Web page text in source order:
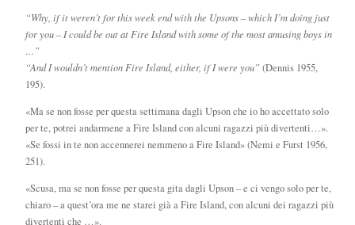
“Why, if it weren’t for this week end with the Upsons – which I’m doing just
for you – I could be out at Fire Island with some of the most amusing boys in
…”
“And I wouldn’t mention Fire Island, either, if I were you” (Dennis 1955,
195).
«Ma se non fosse per questa settimana dagli Upson che io ho accettato solo
per te, potrei andarmene a Fire Island con alcuni ragazzi più divertenti…».
«Se fossi in te non accennerei nemmeno a Fire Island» (Nemi e Furst 1956,
251).
«Scusa, ma se non fosse per questa gita dagli Upson – e ci vengo solo per te,
chiaro – a quest’ora me ne starei già a Fire Island, con alcuni dei ragazzi più
divertenti che …».